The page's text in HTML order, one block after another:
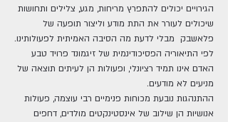
הגירויים יכולים להתפרץ מריחות, מגע, צלילים ותחושות
שיכולים לעורר את התת מודע וליצור תופעה של
פלאשבק  מבלי לדעת מה הסיבה האמיתית לפעולותינו.
לפי התיאוריה הפסיכודינמית של זיגמונד פרויד טבע
האדם אינו תמיד רציונלי, ופעולות הן לעיתים תוצאה של
מניעים לא מודעים.
ההתנהגות נובעת מכוחות פנימיים רבי עוצמה, פעולות
אנושיות הן שילוב של אינסטינקטים מולדים, דחפים